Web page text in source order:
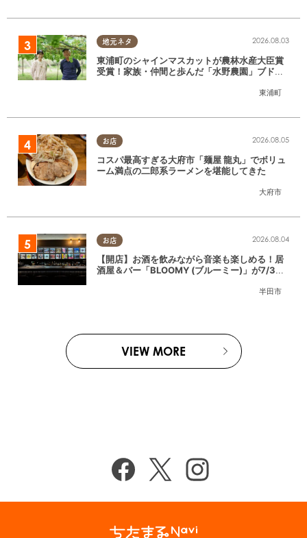
地元ネタ
東浦町
2026.08.03
東浦町のシャインマスカットが農林水産大臣賞
受賞！家族・仲間と歩んだ「水野農園」ブドウ
お店
大府市
2026.08.05
コスパ最高すぎる大府市「麺屋 龍丸」でボリュ
ーム満点の二郎系ラーメンを堪能してきた
お店
半田市
2026.08.04
【開店】お酒を飲みながら音楽も楽しめる！居
酒屋＆バー「BLOOMY (ブルーミー)」が7/3
VIEW MORE